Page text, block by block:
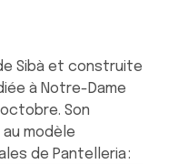
Sibà et construite
à Notre-Dame
Son
modèle
de Pantelleria :